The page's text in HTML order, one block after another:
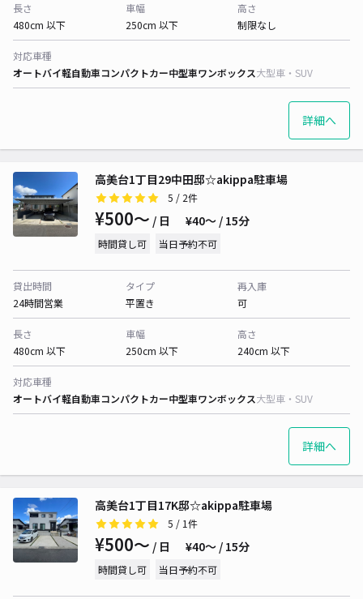
長さ
480cm 以下
車幅
250cm 以下
高さ
制限なし
対応車種
オートバイ軽自動車コンパクトカー中型車ワンボックス大型車・SUV
詳細へ
高美台1丁目29中田邸☆akippa駐車場
5 / 2件
¥500〜 / 日 ¥40〜 / 15分
時間貸し可 当日予約不可
貸出時間
24時間営業
タイプ
平置き
再入庫
可
長さ
480cm 以下
車幅
250cm 以下
高さ
240cm 以下
対応車種
オートバイ軽自動車コンパクトカー中型車ワンボックス大型車・SUV
詳細へ
高美台1丁目17K邸☆akippa駐車場
5 / 1件
¥500〜 / 日 ¥40〜 / 15分
時間貸し可 当日予約不可